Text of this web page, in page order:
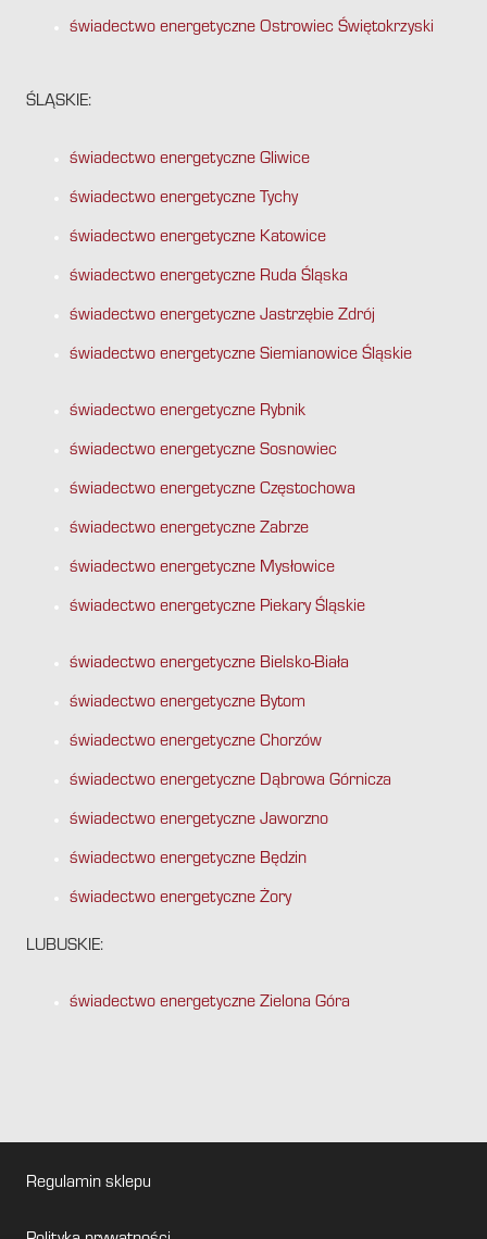
świadectwo energetyczne Ostrowiec Świętokrzyski
ŚLĄSKIE:
świadectwo energetyczne Gliwice
świadectwo energetyczne Tychy
świadectwo energetyczne Katowice
świadectwo energetyczne Ruda Śląska
świadectwo energetyczne Jastrzębie Zdrój
świadectwo energetyczne Siemianowice Śląskie
świadectwo energetyczne Rybnik
świadectwo energetyczne Sosnowiec
świadectwo energetyczne Częstochowa
świadectwo energetyczne Zabrze
świadectwo energetyczne Mysłowice
świadectwo energetyczne Piekary Śląskie
świadectwo energetyczne Bielsko-Biała
świadectwo energetyczne Bytom
świadectwo energetyczne Chorzów
świadectwo energetyczne Dąbrowa Górnicza
świadectwo energetyczne Jaworzno
świadectwo energetyczne Będzin
świadectwo energetyczne Żory
LUBUSKIE:
świadectwo energetyczne Zielona Góra
Regulamin sklepu